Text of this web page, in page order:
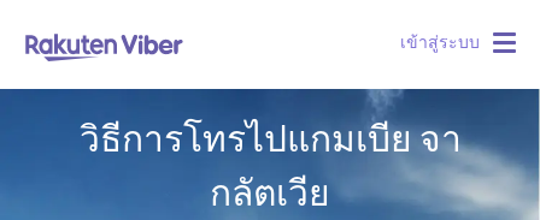
เข้าสู่ระบบ
วิธีการโทรไปแกมเบีย จา
กลัตเวีย